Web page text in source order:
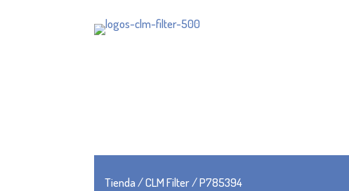
Tienda/CLM Filter/ P785394